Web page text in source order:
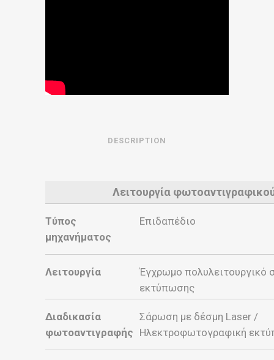
DESCRIPTION
Λειτουργία
Τύπος
μηχανήματος
Επιδαπέδιο
Λειτουργία
Έγχρωμο πολυλειτουργικό
εκτύπωσης
Διαδικασία
φωτοαντιγραφής
Σάρωση με δέσμη Laser /
Ηλεκτροφωτογραφική